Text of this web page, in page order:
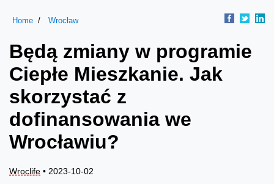
Home Wrocław
Będą zmiany w programie
Ciepłe Mieszkanie. Jak
skorzystać z
dofinansowania we
Wrocławiu?
Wroclife • 2023-10-02